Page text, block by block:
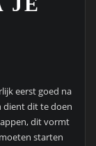
eerst goed na
dient dit te doen
dit vormt
starten